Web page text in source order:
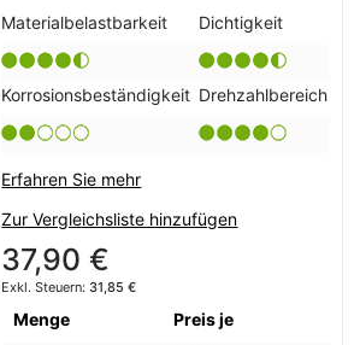
Materialbelastbarkeit
Dichtigkeit
Korrosionsbeständigkeit Drehzahlbereich
Erfahren Sie mehr
Zur Vergleichsliste hinzufügen
37,90 €
31,85 €
Menge
Preis je